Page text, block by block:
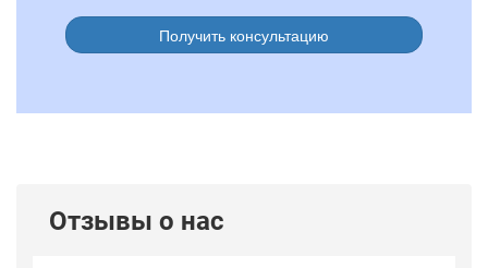
Получить консультацию
Отзывы о нас